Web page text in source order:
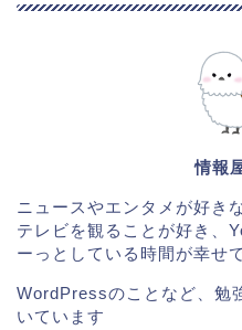
情報
ニュースやエンタメが好き
テレビを観ることが好き、
ーっとしている時間が幸せで
WordPressのことなど、勉
いています